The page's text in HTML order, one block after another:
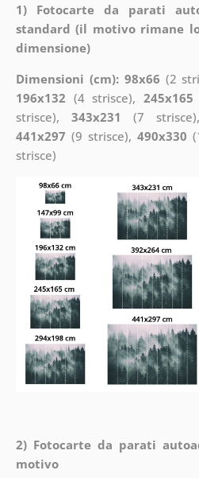
1) Fotocarte da parati
standard (il motivo rimane
dimensione)
Dimensioni (cm): 98x66 (2
196x132 (4 strisce), 245x165
strisce), 343x231 (7
441x297 (9 strisce), 490x330
strisce)
2) Fotocarte da parati
motivo